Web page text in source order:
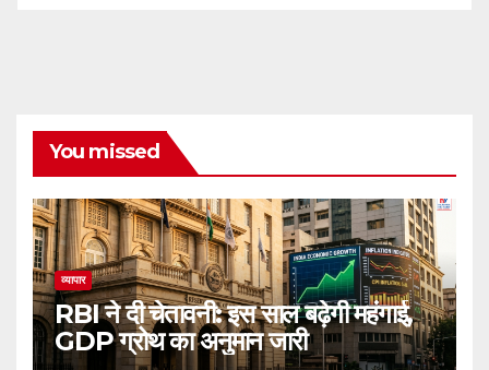
You missed
व्यापार
RBI ने दी चेतावनी: इस साल बढ़ेगी महंगाई,
GDP ग्रोथ का अनुमान जारी